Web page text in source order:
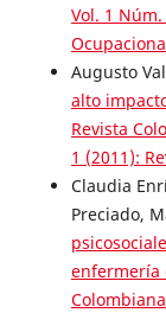
Vol. 1
Augusto
alto
Revista
1 (2011):
Claudia
Preciado,
enfermería